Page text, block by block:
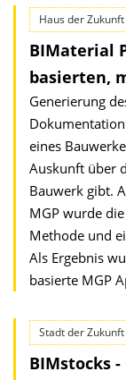
Haus der Zukunft
BIMaterial
basierten,
Generierung
eines
Auskunft über
Bauwerk gibt.
MGP wurde
Methode und
Als Ergebnis
basierte MGP
Stadt der Zukunft
BIMstocks